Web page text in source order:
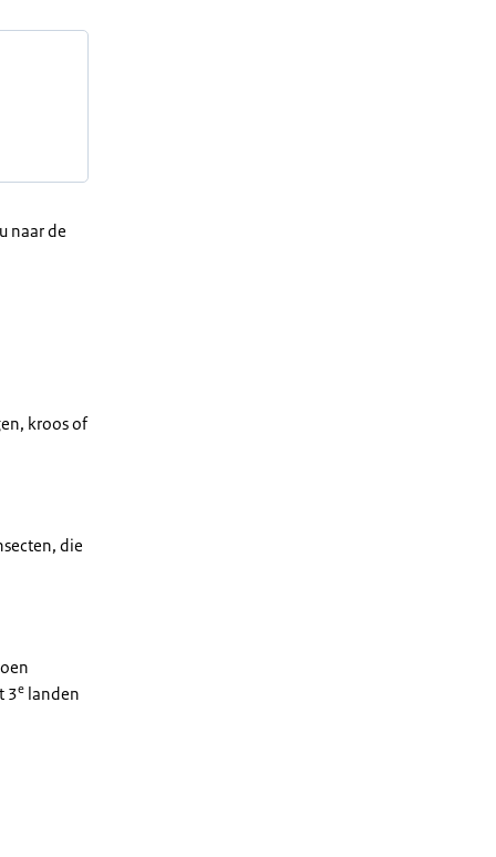
naar de
kroos of
die
3e landen